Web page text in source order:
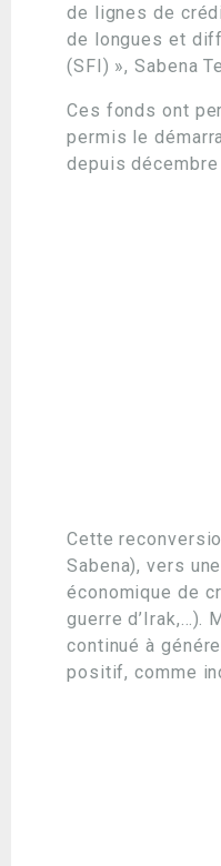
de lignes de
de longues et
(SFI) », Sabena
Ces fonds ont
permis le
depuis décembre
Cette
Sabena), vers
économique de
guerre d’Irak,…).
continué à
positif, comme